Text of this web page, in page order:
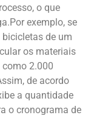
o que
exemplo, se
de um
os materiais
2.000
de acordo
a quantidade
o cronograma de